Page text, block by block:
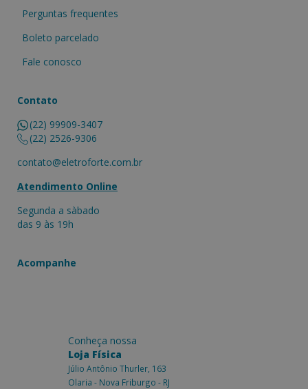
Perguntas frequentes
Boleto parcelado
Fale conosco
Contato
(22) 99909-3407
(22) 2526-9306
contato@eletroforte.com.br
Atendimento Online
Segunda a sàbado
das 9 às 19h
Acompanhe
Conheça nossa
Loja Física
Júlio Antônio Thurler, 163
Olaria - Nova Friburgo - RJ